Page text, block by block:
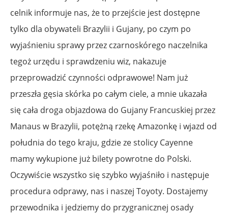
celnik informuje nas, że to przejście jest dostępne
tylko dla obywateli Brazylii i Gujany, po czym po
wyjaśnieniu sprawy przez czarnoskórego naczelnika
tegoż urzędu i sprawdzeniu wiz, nakazuje
przeprowadzić czynności odprawowe! Nam już
przeszła gęsia skórka po całym ciele, a mnie ukazała
się cała droga objazdowa do Gujany Francuskiej przez
Manaus w Brazylii, potężną rzekę Amazonkę i wjazd od
południa do tego kraju, gdzie ze stolicy Cayenne
mamy wykupione już bilety powrotne do Polski.
Oczywiście wszystko się szybko wyjaśniło i następuje
procedura odprawy, nas i naszej Toyoty. Dostajemy
przewodnika i jedziemy do przygranicznej osady